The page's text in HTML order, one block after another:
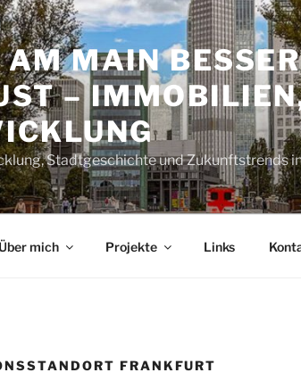
MAIN
–
Stadtgeschichte und Zukunftstrends
Über mich Projekte Links
FRANKFURT